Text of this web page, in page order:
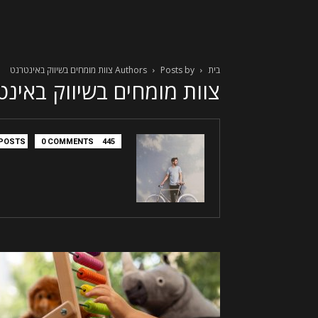
בית Authors Posts by צוות מומחים בשיווק באינטרנט
צוות מומחים בשיווק
445 POSTS
0 COMMENTS